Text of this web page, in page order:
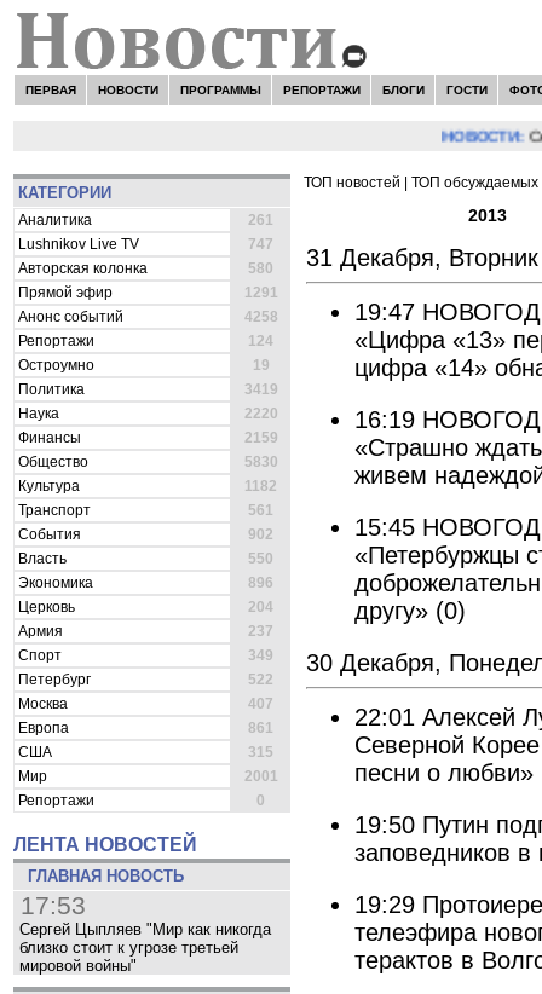
ПЕРВАЯ НОВОСТИ ПРОГРАММЫ РЕПОРТАЖИ БЛОГИ ГОСТИ
НОВОСТИ:
КАТЕГОРИИ
Аналитика
261
Lushnikov Live TV
747
Авторская колонка
580
Прямой эфир
1291
Анонс событий
4258
Репортажи
124
Остроумно
19
Политика
3419
Наука
2220
Финансы
2159
Общество
5830
Культура
1182
Транспорт
561
События
902
Власть
550
Экономика
896
Церковь
204
Армия
237
Спорт
349
Петербург
522
Москва
407
Европа
861
США
315
Мир
2001
Репортажи
0
ЛЕНТА НОВОСТЕЙ
ГЛАВНАЯ НОВОСТЬ
17:53
Сергей Цыпляев "Мир как никогда
близко стоит к угрозе третьей
мировой войны"
ТОП новостей ТОП обсуждаемых
2013
31 Декабря, Вторник
19:47
«Цифра «13»
цифра «14»
16:19
«Страшно
живем
15:45
«Петербуржцы
другу» (0)
30 Декабря,
22:01 Алексей
Северной
песни о любви»
19:50 Путин
заповедников в
19:29
телеэфира
терактов в